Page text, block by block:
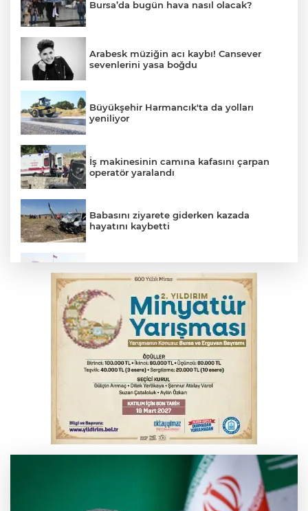
Bursa’da bugün hava nasıl olacak?
Arabesk müziğin acı kaybı! Cansever
sevenlerini yasa boğdu
Büyükşehir Harmancık'ta da yolları
yeniliyor
İş makinesinin camına kafasını çarpan
operatör yaralandı
Babasını ziyarete giderken kazada
hayatını kaybetti
savaşı
Bursa'da Mustafa Keser'den müzik ve
kahkaha dolu gece
İnegöl'de orman yangını; Havadan ve
karadan müdahale başlatıldı
Bursa'da korkutan kazada 4 yaralı